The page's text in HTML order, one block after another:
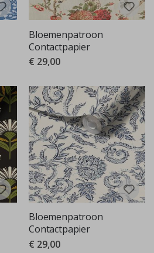
Bloemenpatroon
Contactpapier
€ 29,00
Bloemenpatroon
Contactpapier
€ 29,00